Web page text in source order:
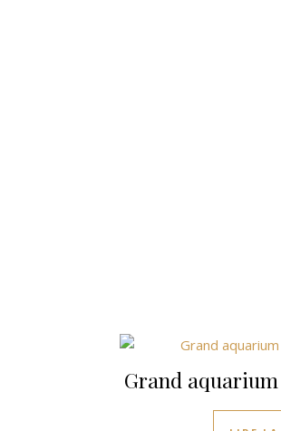
Grand aquarium